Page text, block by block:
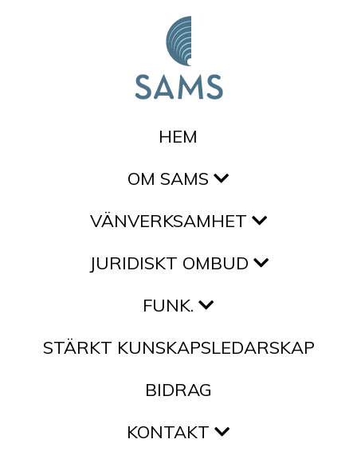
HEM
OM SAMS
VÄNVERKSAMHET
JURIDISKT OMBUD
FUNK.
STÄRKT KUNSKAPSLEDARSKAP
BIDRAG
KONTAKT